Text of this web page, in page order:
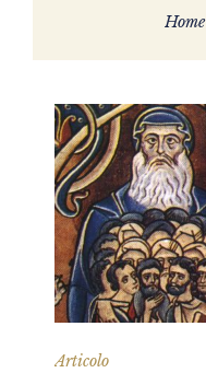
Home
Articolo